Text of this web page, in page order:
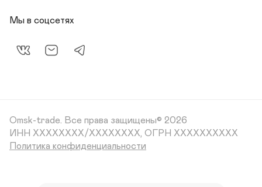
Мы в соцсетях
Omsk-trade. Все права защищены© 2026
ИНН XXXXXXXX/XXXXXXXX, ОГРН XXXXXXXXXX
Политика конфиденциальности